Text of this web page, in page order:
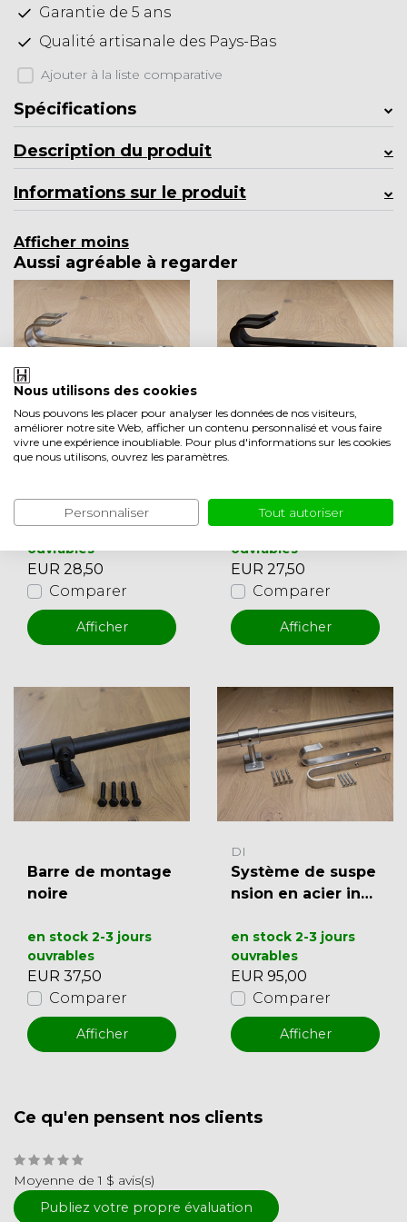
Garantie de 5 ans
Qualité artisanale des Pays-Bas
Ajouter à la liste comparative
Spécifications
Description du produit
Informations sur le produit
Afficher moins
Aussi agréable à regarder
DI
Jeu de crochets d
inoxydable brossé
en stock 2-3 jours
ouvrables
EUR 28,50
Comparer
Afficher
ermolaqué)
en stock 2-3 jours
ouvrables
EUR 27,50
Comparer
Afficher
Barre de montage
noire
en stock 2-3 jours
ouvrables
EUR 37,50
Comparer
Afficher
DI
Système de suspe
nsion en acier inox
ec crochets (60c
m)
en stock 2-3 jours
ouvrables
EUR 95,00
Comparer
Afficher
Ce qu'en pensent nos clients
Moyenne de 1 $ avis(s)
Publiez votre propre évaluation
Nous utilisons des cookies
Nous pouvons les placer pour analyser les données de nos visiteurs,
améliorer notre site Web, afficher un contenu personnalisé et vous faire
vivre une expérience inoubliable. Pour plus d'informations sur les cookies
que nous utilisons, ouvrez les paramètres.
Personnaliser Tout autoriser